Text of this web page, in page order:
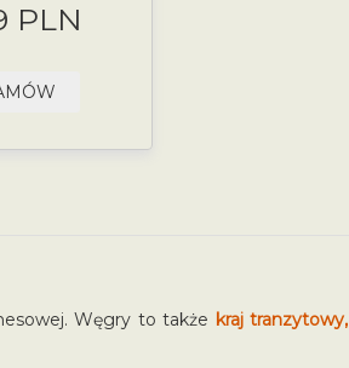
PLN
Węgry to także kraj tranzytowy,